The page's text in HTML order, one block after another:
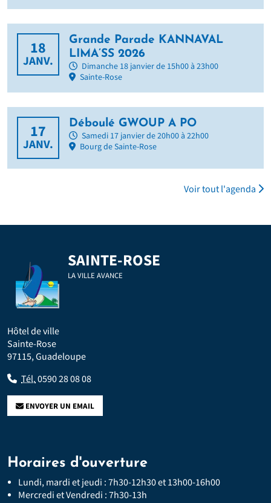
18
JANV.
Grande Parade KANNAVAL
LIMA’SS 2026
Dimanche 18 janvier de 15h00 à 23h00
Sainte-Rose
17
JANV.
Déboulé GWOUP A PO
Samedi 17 janvier de 20h00 à 22h00
Bourg de Sainte-Rose
Voir tout l'agenda
SAINTE-ROSE
LA VILLE AVANCE
Hôtel de ville
Sainte-Rose
97115, Guadeloupe
Tél.0590 28 08 08
ENVOYER UN EMAIL
Horaires d'ouverture
Lundi, mardi et jeudi : 7h30-12h30 et 13h00-16h00
Mercredi et Vendredi : 7h30-13h